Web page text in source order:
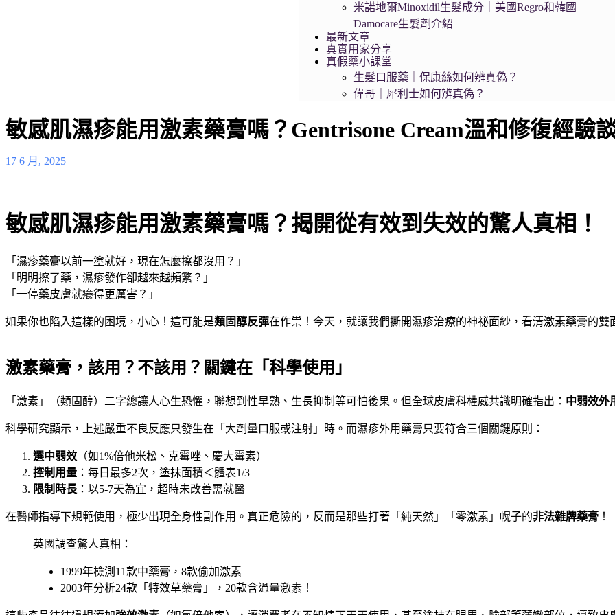
米諾地爾Minoxidil生髮成分｜美國Regro和韓國
Damocare生髮劑介紹
最新文章
真實用家分享
真假藥小課堂
生髮口服藥｜保康絲如何辨真偽？
偉哥｜犀利士如何辨真偽？
敏感肌濕疹能用激素藥膏嗎？Gentrisone Cream溫和修復經驗
17 6 月, 2025
敏感肌濕疹能用激素藥膏嗎？揭開從有效到失效的驚人真相！
「濕疹藥膏以前一塗就好，現在怎麼擦都沒用？」
「明明擦了藥，濕疹發作卻越來越頻繁？」
「一停藥皮膚就癢得更厲害？」
如果你也陷入這樣的困境，小心！這可能是類固醇反彈在作祟！今天，就讓我們撕開濕疹治療的神祕面紗，看清激素藥膏的雙
激素藥膏，該用？不該用？關鍵在「科學使用」
「激素」（類固醇）二字總讓人心生恐懼，聯想到性早熟、生長抑制等可怕後果。但全球皮膚科權威共識明確指出： 中弱效外
科學研究顯示，上述嚴重不良反應只發生在「大劑量口服或注射」時。而濕疹外用藥膏只要符合三個關鍵原則：
選中弱效 （如1%倍他米松、克霉唑、慶大霉素）
控制用量 ：每日最多2次，塗抹面積＜體表1/3
限制時長 ：以5-7天為宜，超時未改善需就醫
在醫師指導下規範使用，極少出現全身性副作用。真正危險的，反而是那些打著「純天然」「零激素」幌子的非法雜牌藥膏 ！
英國調查驚人真相：
1999年檢測11款中藥膏，8款偷加激素
2003年分析24款「特效草藥膏」，20款含過量激素！